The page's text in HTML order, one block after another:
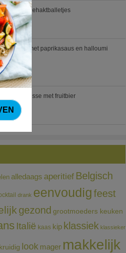
Zweedse gehaktballetjes
Courgetti met paprikasaus en halloumi
Chocomousse met fruitbier
alledaags aperitief Belgisch
drank eenvoudigfeest
gezond grootmoeders keuken
Italië kaas kip klassiek klassieker
kruidig look mager makkelijk